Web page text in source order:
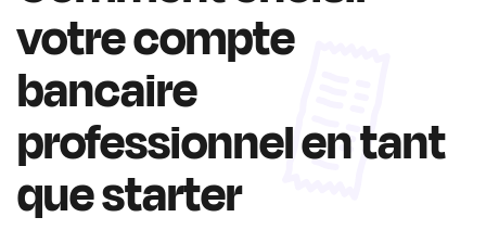
votre compte
bancaire
professionnel en tant
que starter